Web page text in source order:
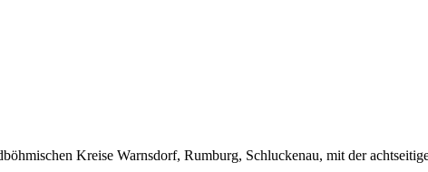
Kreise Warnsdorf, Rumburg, Schluckenau, mit der